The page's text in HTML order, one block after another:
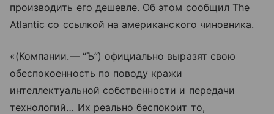
производить его дешевле. Об этом сообщил The
Atlantic со ссылкой на американского чиновника.
«(Компании.— “Ъ”) официально выразят свою
обеспокоенность по поводу кражи
интеллектуальной собственности и передачи
технологий… Их реально беспокоит то,